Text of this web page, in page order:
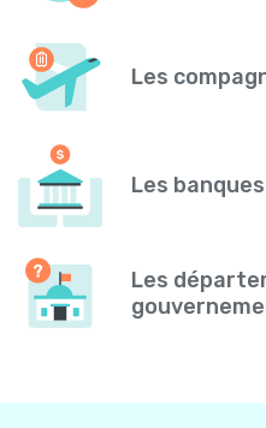
Les
Les banques
Les